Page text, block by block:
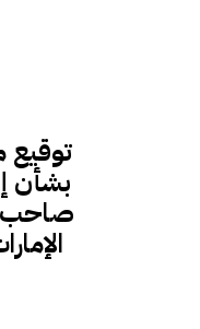
توقيع
بشأن
صاحب